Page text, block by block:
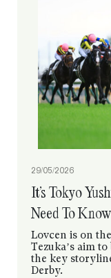
29/05/2026
It’s Tokyo
Need To Know
Lovcen is on
Tezuka’s aim
the key
Derby.